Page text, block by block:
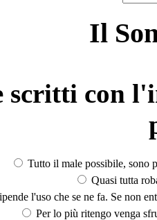
Il
scritti con
Tutto il male possibile, sono
Quasi tutta
l'uso che se ne fa. Se non
Per lo più ritengo venga